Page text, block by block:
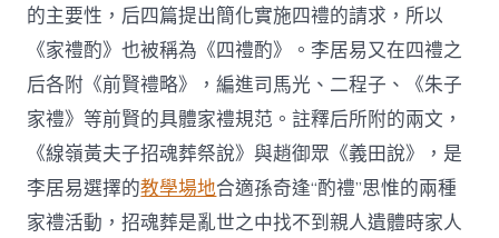
的主要性，后四篇提出簡化實施四禮的請求，所以
《家禮酌》也被稱為《四禮酌》。李居易又在四禮之
后各附《前賢禮略》，編進司馬光、二程子、《朱子
家禮》等前賢的具體家禮規范。註釋后所附的兩文，
《線嶺黃夫子招魂葬祭說》與趙御眾《義田說》，是
李居易選擇的教學場地合適孫奇逢“酌禮”思惟的兩種
家禮活動，招魂葬是亂世之中找不到親人遺體時家人